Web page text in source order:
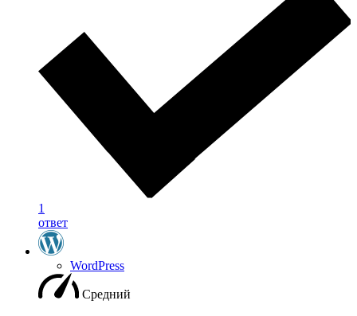
1
ответ
WordPress
Средний